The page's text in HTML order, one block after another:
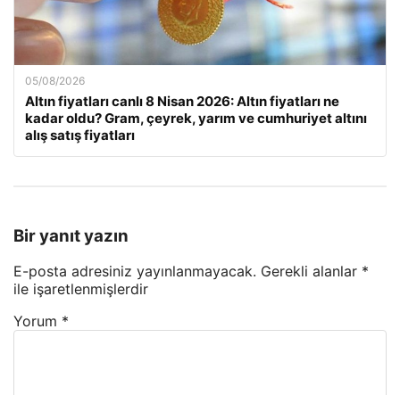
05/08/2026
Altın fiyatları canlı 8 Nisan 2026: Altın fiyatları ne
kadar oldu? Gram, çeyrek, yarım ve cumhuriyet altını
alış satış fiyatları
Bir yanıt yazın
E-posta adresiniz yayınlanmayacak. Gerekli alanlar *
ile işaretlenmişlerdir
Yorum *